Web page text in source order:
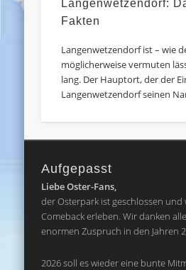
Langenwetzendorf:
Fakten
Langenwetzendorf ist – wie
möglicherweise vermuten
lang. Der Hauptort, der der
Langenwetzendorf seinen
Aufgepasst
Liebe Oster-Fans,
der Osterpark ist geschlossen und
Comeback erleben. Wir danken
enormen Zuspruch in den Jahren
2026 soll es wieder eine bunte